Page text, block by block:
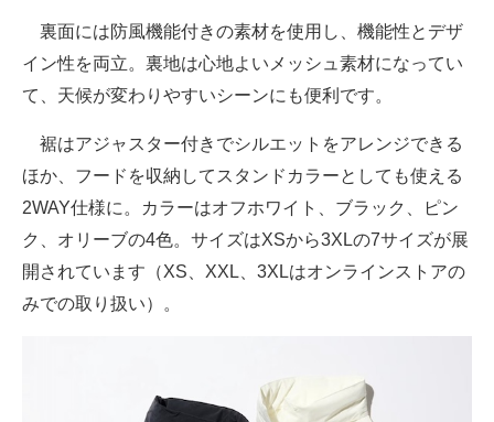
裏面には防風機能付きの素材を使用し、機能性とデザ
イン性を両立。裏地は心地よいメッシュ素材になってい
て、天候が変わりやすいシーンにも便利です。
裾はアジャスター付きでシルエットをアレンジできる
ほか、フードを収納してスタンドカラーとしても使える
2WAY仕様に。カラーはオフホワイト、ブラック、ピン
ク、オリーブの4色。サイズはXSから3XLの7サイズが展
開されています（XS、XXL、3XLはオンラインストアの
みでの取り扱い）。